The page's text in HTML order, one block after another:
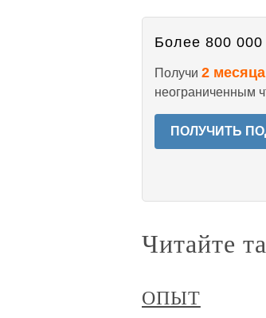
Более 800 000
Получи 2
неограниченным
ПОЛУЧИТЬ
Читайте
ОПЫТ